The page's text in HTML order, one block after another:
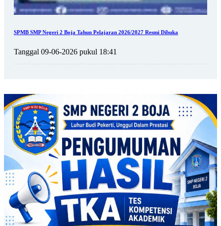
SPMB SMP Negeri 2 Boja Tahun Pelajaran 2026/2027 Resmi Dibuka
Tanggal 09-06-2026 pukul 18:41